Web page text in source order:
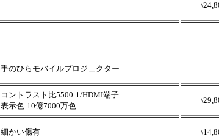
手のひらモバイルプロジェクター
コントラスト比5500:1/HDMI端子
表示色:10億7000万色
細かい傷有